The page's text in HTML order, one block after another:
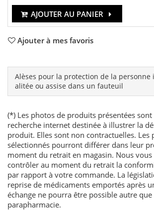
AJOUTER AU PANIER
Ajouter à mes favoris
Alèses pour la protection de la personne
alitée ou assise dans un fauteuil
(*) Les photos de produits présentées sont
recherche internet destinée à illustrer la
produit. Elles sont non contractuelles. Les
sélectionnés pourront différer dans leur
moment du retrait en magasin. Nous
contrôler au moment du retrait la
par rapport à votre commande. La
reprise de médicaments emportés après
échange ne pourra être possible autre
parapharmacie.